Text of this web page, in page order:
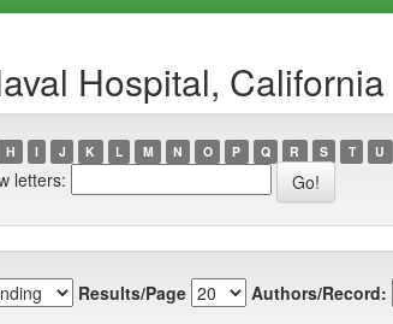
Hospital, California
H I J K L M N O P Q R S T U
letters:
Results/Page Authors/Record: